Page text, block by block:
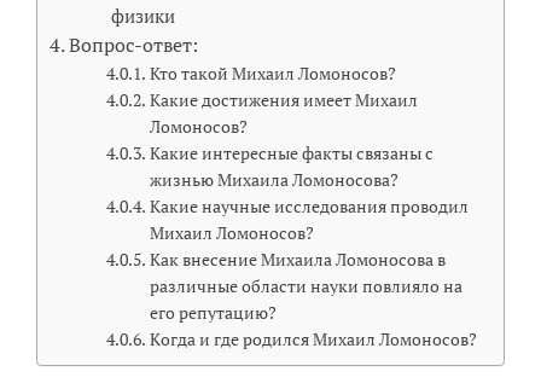
физики
Вопрос-ответ:
Кто такой Михаил Ломоносов?
Какие достижения имеет Михаил
Ломоносов?
Какие интересные факты связаны с
жизнью Михаила Ломоносова?
Какие научные исследования проводил
Михаил Ломоносов?
Как внесение Михаила Ломоносова в
различные области науки повлияло на
его репутацию?
Когда и где родился Михаил Ломоносов?